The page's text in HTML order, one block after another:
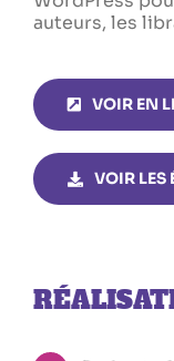
auteurs, les
VOIR EN
VOIR LES